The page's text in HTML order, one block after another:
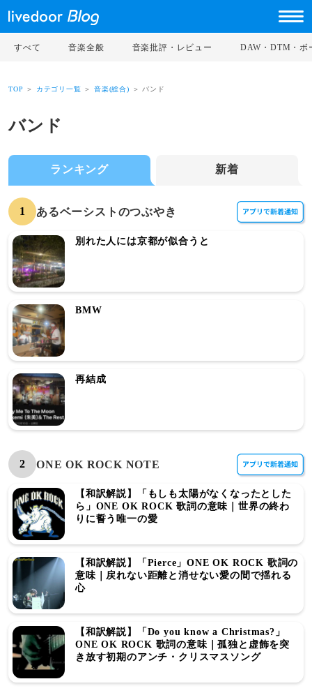
すべて 音楽全般 音楽批評・レビュー DAW・DTM・ボ
TOP ＞ カテゴリ一覧 ＞音楽(総合) ＞ バンド
バンド
ランキング 新着
1 あるベーシストのつぶやき
別れた人には京都が似合うと
BMW
再結成
2 ONE OK ROCK NOTE
【和訳解説】「もしも太陽がなくなったとした
ら」ONE OK ROCK 歌詞の意味｜世界の終わ
りに誓う唯一の愛
【和訳解説】「Pierce」ONE OK ROCK 歌詞の
意味｜戻れない距離と消せない愛の間で揺れる
心
【和訳解説】「Do you know a Christmas?」
ONE OK ROCK 歌詞の意味｜孤独と虚飾を突
き放す初期のアンチ・クリスマスソング